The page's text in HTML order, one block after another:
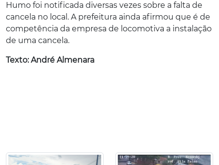
Humo foi notificada diversas vezes sobre a falta de
cancela no local. A prefeitura ainda afirmou que é de
competência da empresa de locomotiva a instalação
de uma cancela.
Texto: André Almenara